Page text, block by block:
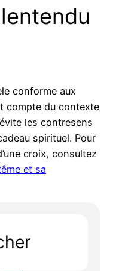
conforme aux
compte du contexte
les contresens
spirituel. Pour
croix, consultez
et sa